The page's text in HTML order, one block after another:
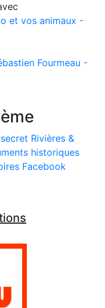
Rivières &
historiques
Facebook